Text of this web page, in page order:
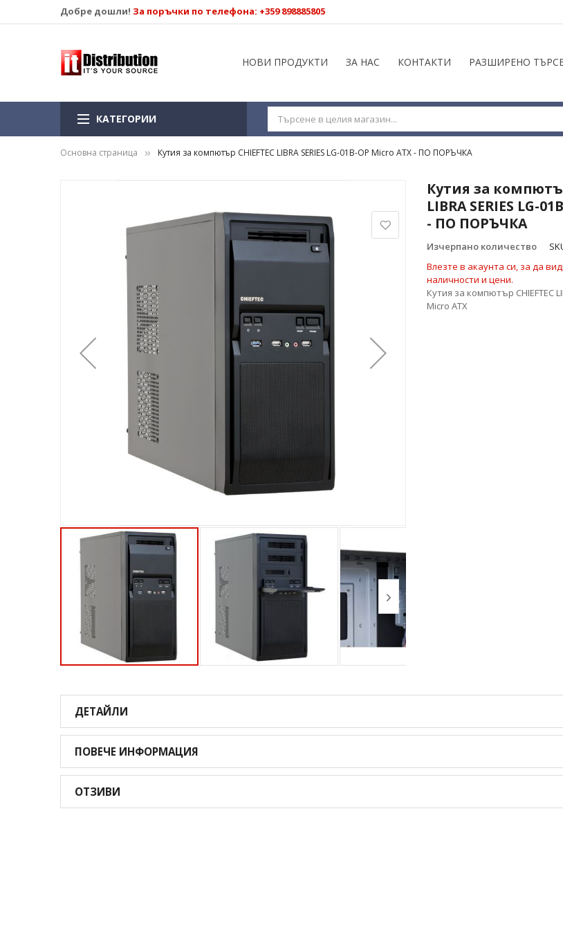
Добре дошли! За поръчки по телефона: +359 898885805
НОВИ ПРОДУКТИ ЗА НАС КОНТАКТИ РАЗШИРЕНО
КАТЕГОРИИ
Основна страница Кутия за компютър CHIEFTEC LIBRA SERIES LG-01B-OP Micro ATX - ПО ПОРЪЧКА
Кутия за
LIBRA SERIES LG-
- ПО ПОРЪЧКА
Изчерпано количество
Влезте в акаунта си, за да
наличности и цени.
Кутия за компютър CHIEFTEC
Micro ATX
началото
галерия
със
снимки
ДЕТАЙЛИ
ПОВЕЧЕ ИНФОРМАЦИЯ
ОТЗИВИ